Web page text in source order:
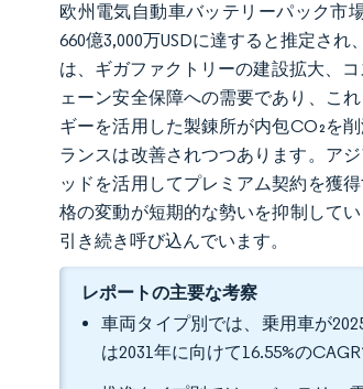
欧州電気自動車バッテリーパック市
660億3,000万USDに達すると推定さ
は、ギガファクトリーの建設拡大、
ェーン安全保障への需要であり、こ
ギーを活用した製錬所が内包CO₂を
ランスは改善されつつあります。ア
ッドを活用してプレミアム契約を獲
格の変動が短期的な勢いを抑制して
引き続き呼び込んでいます。
レポートの主要な考察
車両タイプ別では、乗用車が
は2031年に向けて16.55%の